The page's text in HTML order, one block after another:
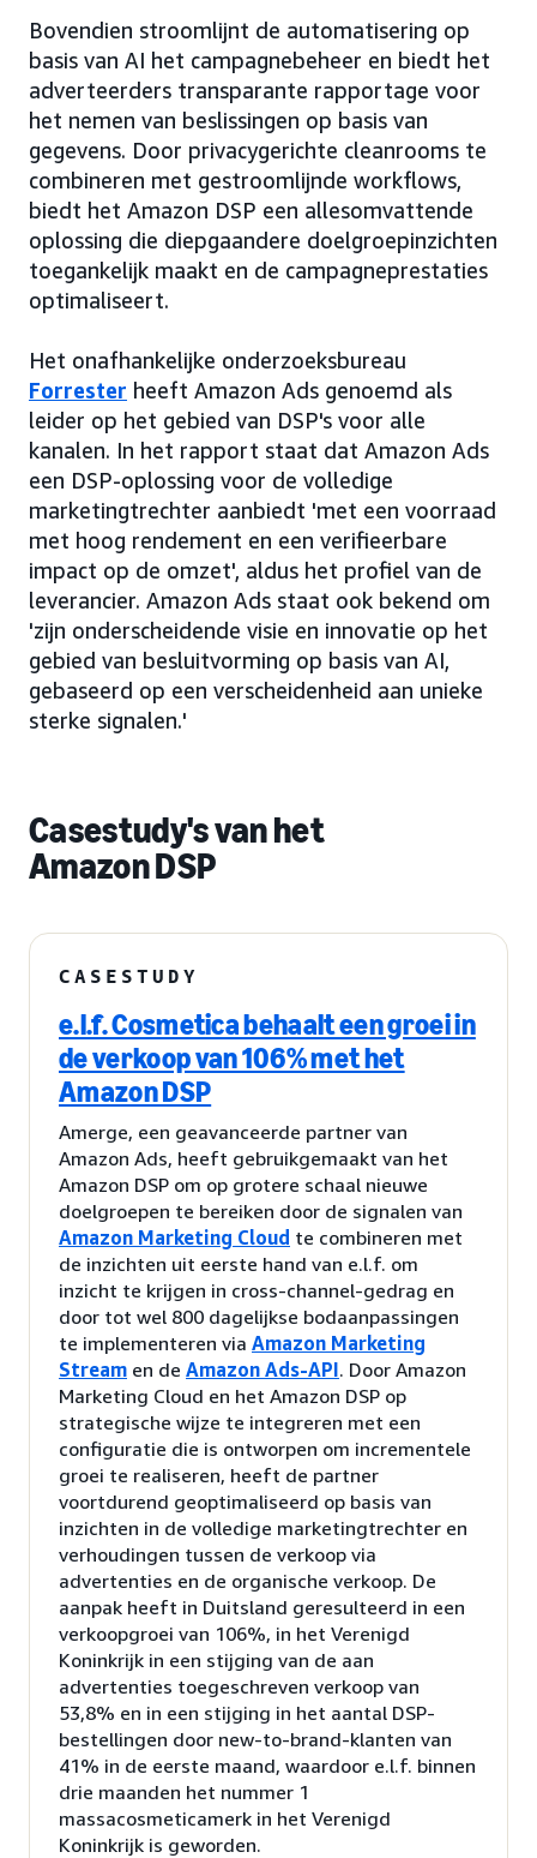
Bovendien stroomlijnt de automatisering op
basis van AI het campagnebeheer en biedt het
adverteerders transparante rapportage voor
het nemen van beslissingen op basis van
gegevens. Door privacygerichte cleanrooms te
combineren met gestroomlijnde workflows,
biedt het Amazon DSP een allesomvattende
oplossing die diepgaandere doelgroepinzichten
toegankelijk maakt en de campagneprestaties
optimaliseert.
Het onafhankelijke onderzoeksbureau
Forrester heeft Amazon Ads genoemd als
leider op het gebied van DSP's voor alle
kanalen. In het rapport staat dat Amazon Ads
een DSP-oplossing voor de volledige
marketingtrechter aanbiedt 'met een voorraad
met hoog rendement en een verifieerbare
impact op de omzet', aldus het profiel van de
leverancier. Amazon Ads staat ook bekend om
'zijn onderscheidende visie en innovatie op het
gebied van besluitvorming op basis van AI,
gebaseerd op een verscheidenheid aan unieke
sterke signalen.'
Casestudy's van het
Amazon DSP
CASESTUDY
e.l.f. Cosmetica behaalt een groei in
de verkoop van 106% met het
Amazon DSP
Amerge, een geavanceerde partner van
Amazon Ads, heeft gebruikgemaakt van het
Amazon DSP om op grotere schaal nieuwe
doelgroepen te bereiken door de signalen van
Amazon Marketing Cloud te combineren met
de inzichten uit eerste hand van e.l.f. om
inzicht te krijgen in cross-channel-gedrag en
door tot wel 800 dagelijkse bodaanpassingen
te implementeren via Amazon Marketing
Stream en de Amazon Ads-API. Door Amazon
Marketing Cloud en het Amazon DSP op
strategische wijze te integreren met een
configuratie die is ontworpen om incrementele
groei te realiseren, heeft de partner
voortdurend geoptimaliseerd op basis van
inzichten in de volledige marketingtrechter en
verhoudingen tussen de verkoop via
advertenties en de organische verkoop. De
aanpak heeft in Duitsland geresulteerd in een
verkoopgroei van 106%, in het Verenigd
Koninkrijk in een stijging van de aan
advertenties toegeschreven verkoop van
53,8% en in een stijging in het aantal DSP-
bestellingen door new-to-brand-klanten van
41% in de eerste maand, waardoor e.l.f. binnen
drie maanden het nummer 1
massacosmeticamerk in het Verenigd
Koninkrijk is geworden.